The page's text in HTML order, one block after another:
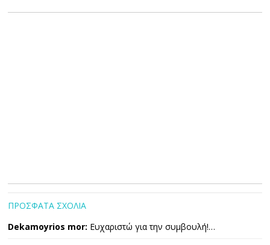
ΠΡΟΣΦΑΤΑ ΣΧΟΛΙΑ
Dekamoyrios mor: Ευχαριστώ για την συμβουλή!…